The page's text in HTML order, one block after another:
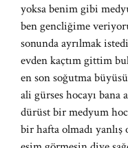
yoksa benim gibi
ben gencliğime
sonunda ayrılmak
evden kaçtım gittim
en son soğutma
ali gürses hocayı
dürüst bir medyum
bir hafta olmadı